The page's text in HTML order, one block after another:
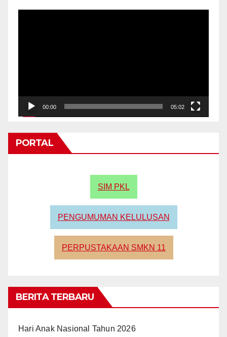
00:00 05:02
PORTAL
SIM PKL
PENGUMUMAN KELULUSAN
PERPUSTAKAAN SMKN 11
BERITA TERBARU
Hari Anak Nasional Tahun 2026